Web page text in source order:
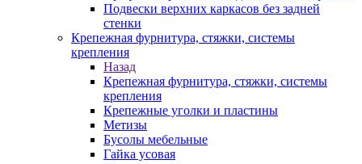
Подвески верхних каркасов без задней
стенки
Крепежная фурнитура, стяжки, системы
крепления
Назад
Крепежная фурнитура, стяжки, системы
крепления
Крепежные уголки и пластины
Метизы
Бусолы мебельные
Гайка усовая